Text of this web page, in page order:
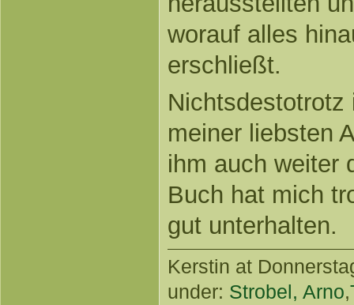
worauf alles
erschließt.
Nichtsdestotrotz
meiner liebsten
ihm auch weiter
Buch hat mich
gut unterhalten.
Kerstin at
under: Strobel, Arno,